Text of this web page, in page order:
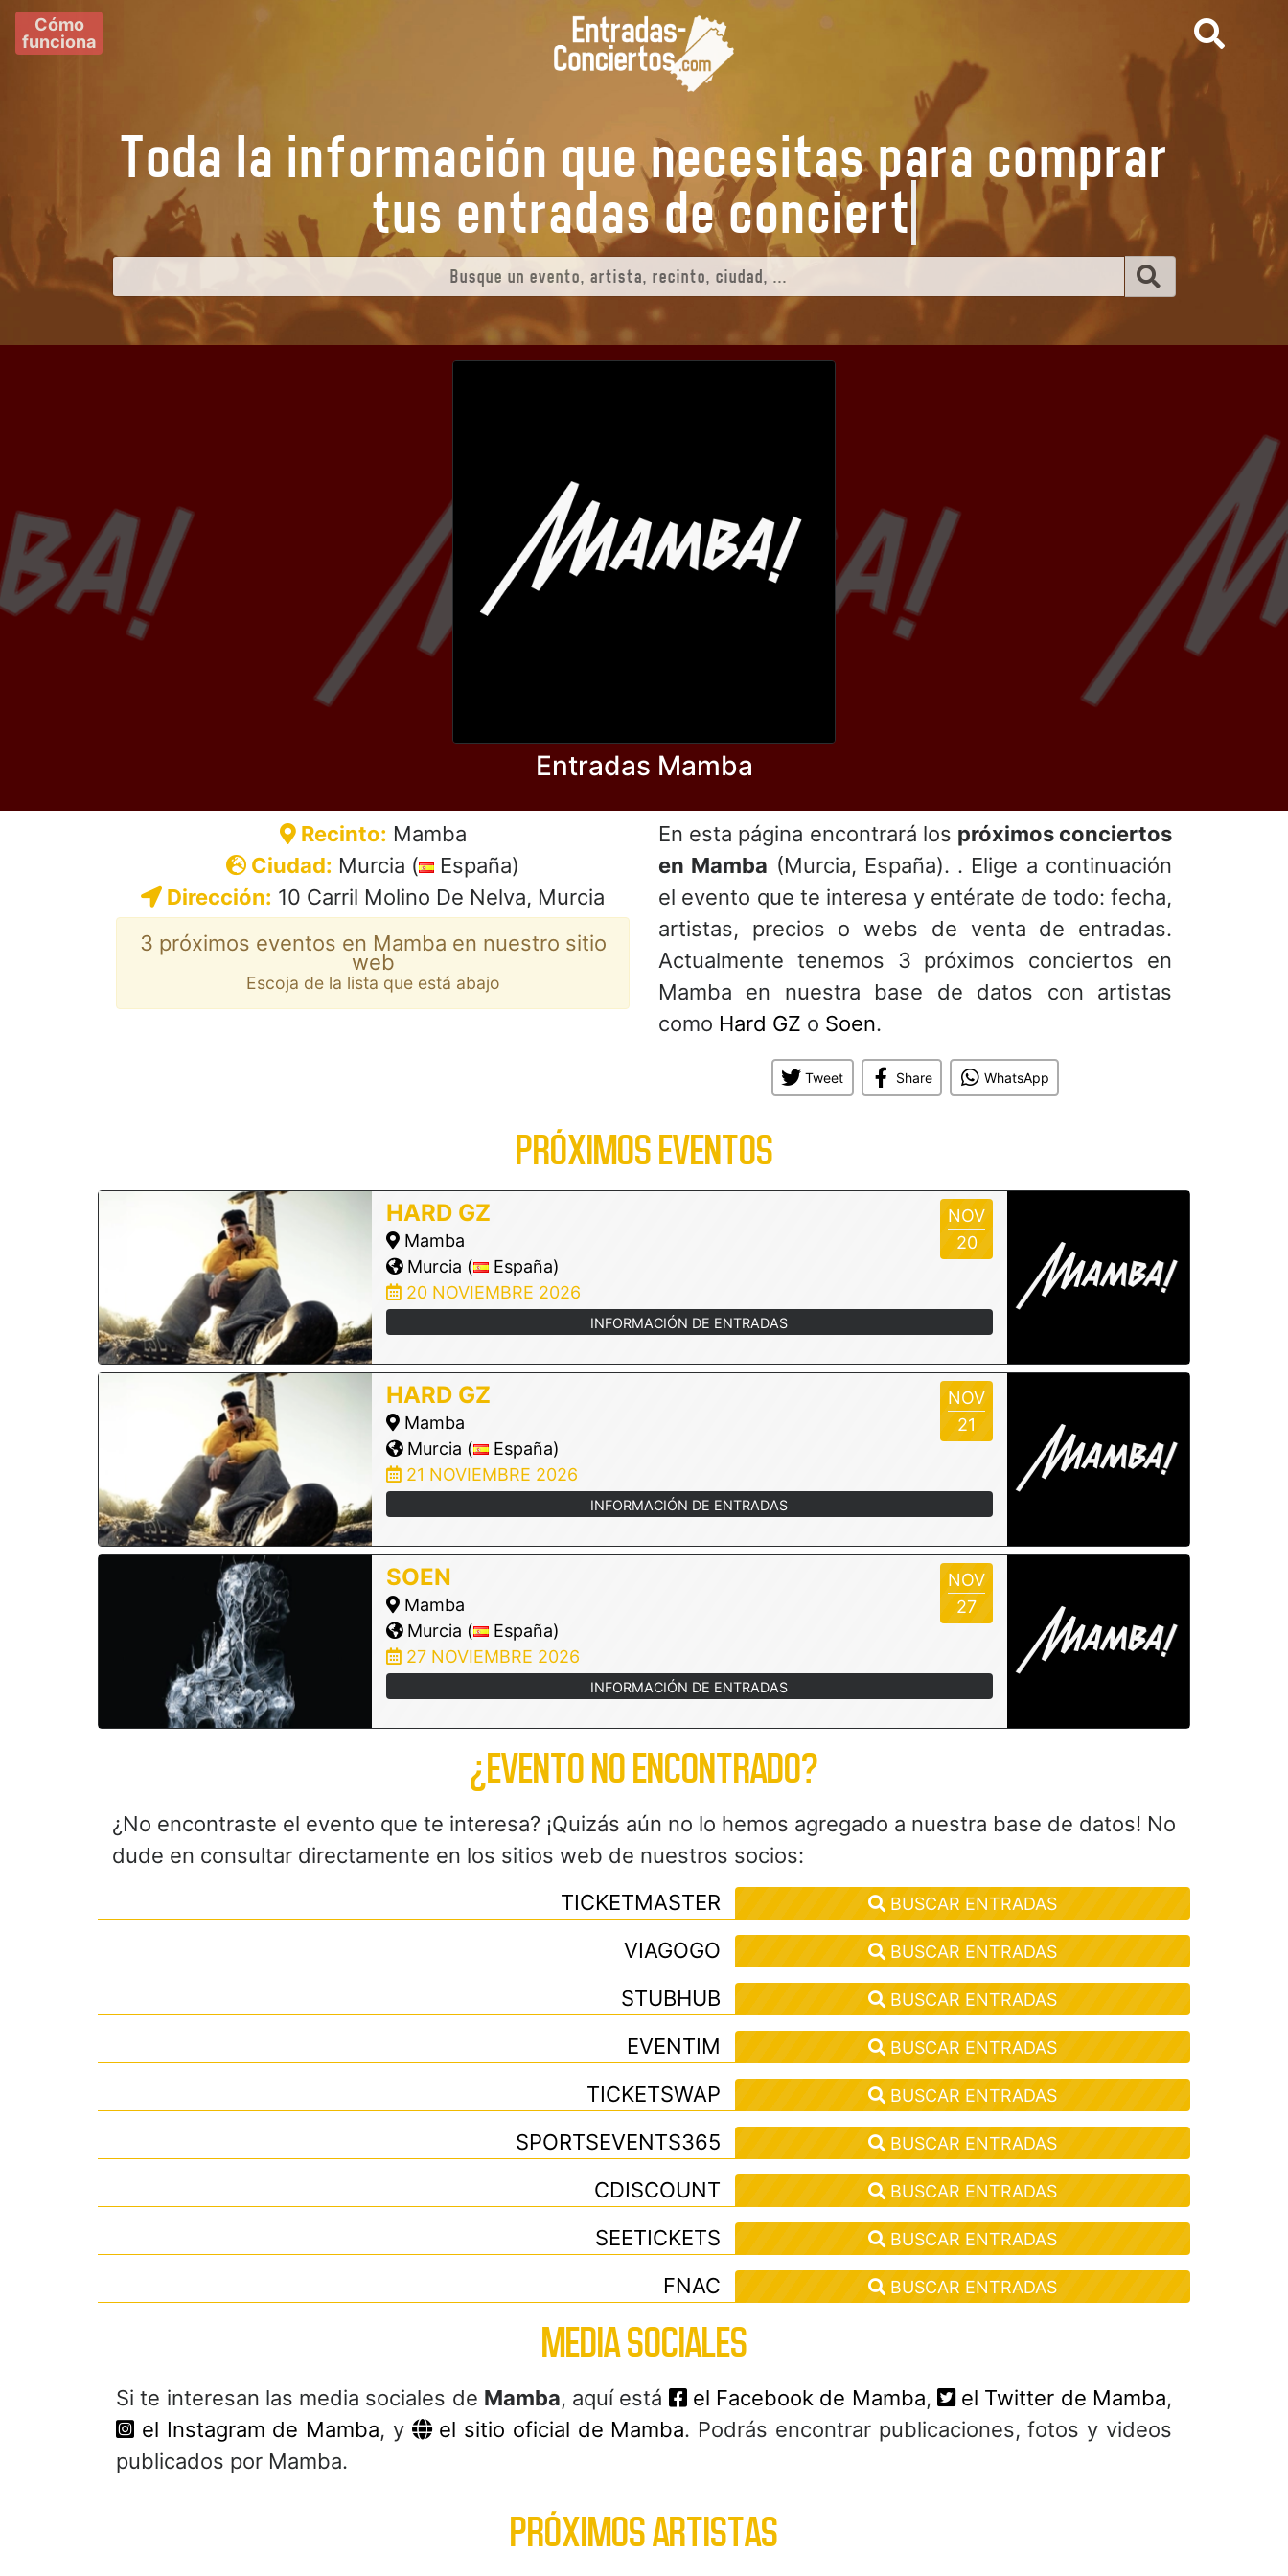
Cómo
funciona
Toda la información que necesitas para comprar
tus entradas deco
Entradas Mamba
Recinto: Mamba
Ciudad: Murcia (
España)
Dirección: 10 Carril Molino De Nelva, Murcia
3 próximos eventos en Mamba en nuestro sitio
web
Escoja de la lista que está abajo
En esta página encontrará los próximos conciertos
en Mamba (Murcia, España). . Elige a continuación
el evento que te interesa y entérate de todo: fecha,
artistas, precios o webs de venta de entradas.
Actualmente tenemos 3 próximos conciertos en
Mamba en nuestra base de datos con artistas
como Hard GZ o Soen.
Tweet Share WhatsApp
PRÓXIMOS EVENTOS
NOV
20
HARD GZ
Mamba
Murcia (
España)
20 NOVIEMBRE 2026
INFORMACIÓN DE ENTRADAS
NOV
21
HARD GZ
Mamba
Murcia (
España)
21 NOVIEMBRE 2026
INFORMACIÓN DE ENTRADAS
NOV
27
SOEN
Mamba
Murcia (
España)
27 NOVIEMBRE 2026
INFORMACIÓN DE ENTRADAS
¿EVENTO NO ENCONTRADO?
¿No encontraste el evento que te interesa? ¡Quizás aún no lo hemos agregado a nuestra base de datos! No
dude en consultar directamente en los sitios web de nuestros socios:
TICKETMASTER
BUSCAR ENTRADAS
VIAGOGO BUSCAR ENTRADAS
STUBHUB BUSCAR ENTRADAS
EVENTIM BUSCAR ENTRADAS
TICKETSWAP BUSCAR ENTRADAS
SPORTSEVENTS365 BUSCAR ENTRADAS
CDISCOUNT BUSCAR ENTRADAS
SEETICKETS BUSCAR ENTRADAS
FNAC BUSCAR ENTRADAS
MEDIA SOCIALES
Si te interesan las media sociales de Mamba, aquí está el Facebook de Mamba, el Twitter de Mamba,
el Instagram de Mamba, y el sitio oficial de Mamba. Podrás encontrar publicaciones, fotos y videos
publicados por Mamba.
PRÓXIMOS ARTISTAS